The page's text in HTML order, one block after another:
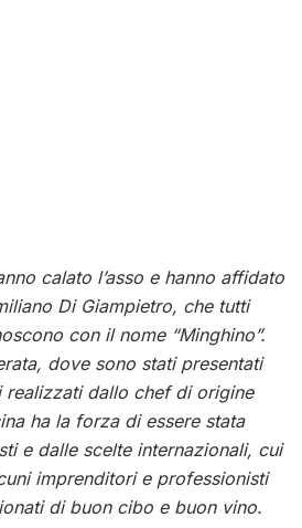
calato l’asso e hanno affidato
Di Giampietro, che tutti
con il nome “Minghino”.
dove sono stati presentati
realizzati dallo chef di origine
ha la forza di essere stata
e dalle scelte internazionali, cui
imprenditori e professionisti
di buon cibo e buon vino.